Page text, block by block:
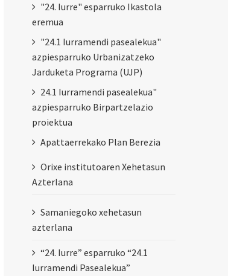
"24. Iurre" esparruko Ikastola
eremua
"24.1 Iurramendi pasealekua"
azpiesparruko Urbanizatzeko
Jarduketa Programa (UJP)
24.1 Iurramendi pasealekua"
azpiesparruko Birpartzelazio
proiektua
Apattaerrekako Plan Berezia
Orixe institutoaren Xehetasun
Azterlana
Samaniegoko xehetasun
azterlana
“24. Iurre” esparruko “24.1
Iurramendi Pasealekua”